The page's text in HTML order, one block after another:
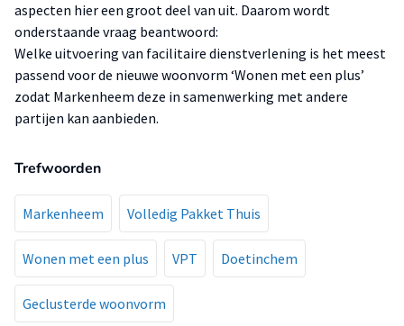
aspecten hier een groot deel van uit. Daarom wordt
onderstaande vraag beantwoord:
Welke uitvoering van facilitaire dienstverlening is het meest
passend voor de nieuwe woonvorm ‘Wonen met een plus’
zodat Markenheem deze in samenwerking met andere
partijen kan aanbieden.
Trefwoorden
Markenheem Volledig Pakket Thuis
Wonen met een plus VPT Doetinchem
Geclusterde woonvorm